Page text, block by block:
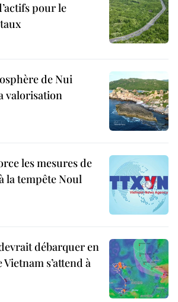
pour le
de Nui
valorisation
les mesures de
la tempête Noul
débarquer en
s’attend à